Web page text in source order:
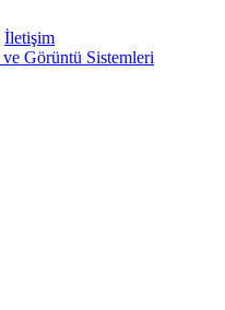
İletişim